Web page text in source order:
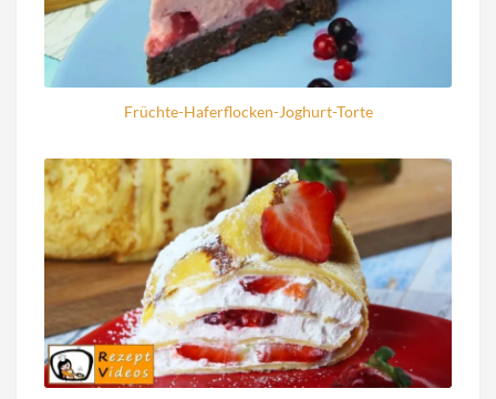
Früchte-Haferflocken-Joghurt-Torte